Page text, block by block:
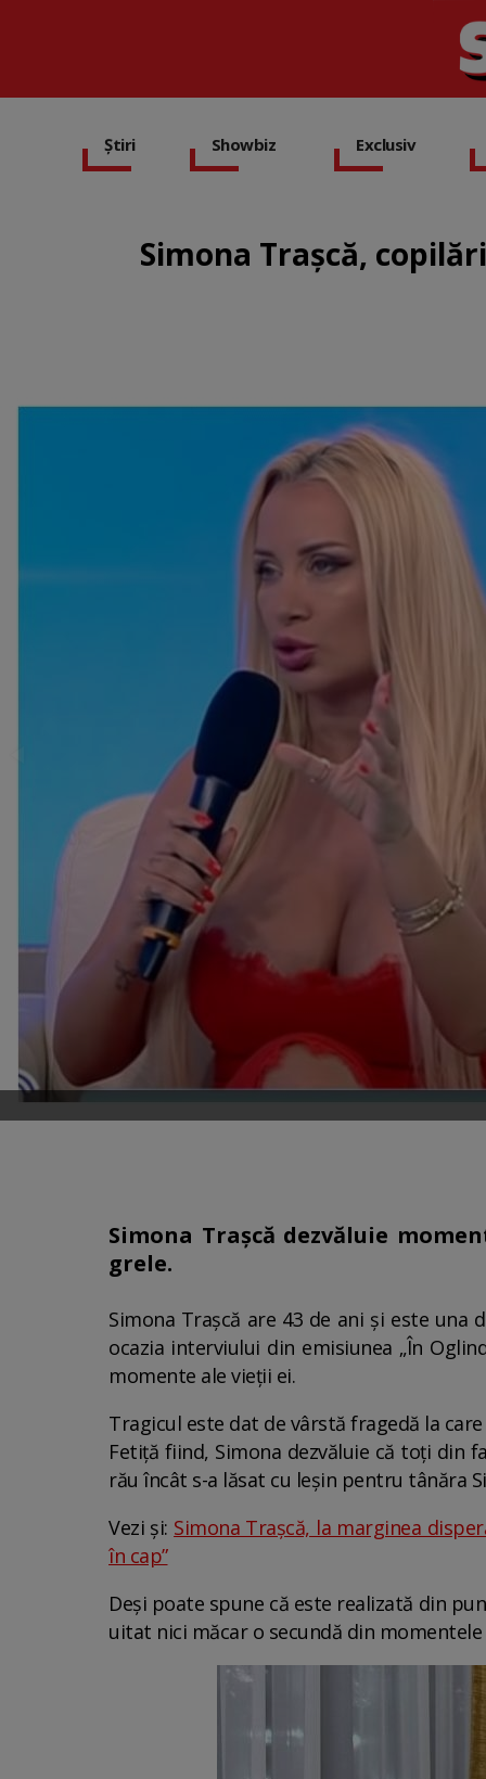
Știri Showbiz Exclusiv
Simona Trașcă,
Simona Trașcă dezvăluie
grele.
Simona Trașcă are 43 de ani și este
ocazia interviului din emisiunea „În
momente ale vieții ei.
Tragicul este dat de vârstă fragedă la
Fetiță fiind, Simona dezvăluie că toți
rău încât s-a lăsat cu leșin pentru tânăra
Vezi și: Simona Trașcă, la marginea
în cap”
Deși poate spune că este realizată din
uitat nici măcar o secundă din